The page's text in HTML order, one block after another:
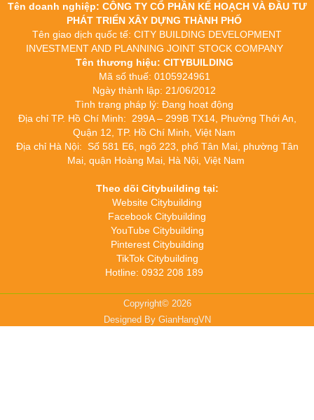
Tên doanh nghiệp: CÔNG TY CỔ PHẦN KẾ HOẠCH VÀ ĐẦU TƯ
PHÁT TRIỂN XÂY DỰNG THÀNH PHỐ
Tên giao dịch quốc tế: CITY BUILDING DEVELOPMENT
INVESTMENT AND PLANNING JOINT STOCK COMPANY
Tên thương hiệu: CITYBUILDING
Mã số thuế: 0105924961
Ngày thành lập: 21/06/2012
Tình trạng pháp lý: Đang hoạt động
Địa chỉ TP. Hồ Chí Minh: 299A – 299B TX14, Phường Thới An,
Quận 12, TP. Hồ Chí Minh, Việt Nam
Địa chỉ Hà Nội: Số 581 E6, ngõ 223, phố Tân Mai, phường Tân
Mai, quận Hoàng Mai, Hà Nội, Việt Nam
Theo dõi Citybuilding tại:
Website Citybuilding
Facebook Citybuilding
YouTube Citybuilding
Pinterest Citybuilding
TikTok Citybuilding
Hotline: 0932 208 189
Copyright© 2026
Designed By GianHangVN